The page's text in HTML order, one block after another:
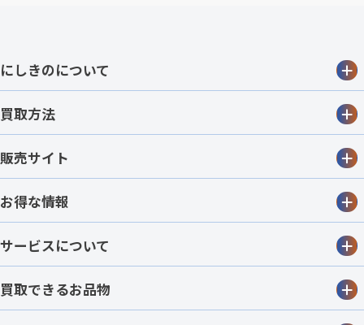
にしきのについて
買取方法
販売サイト
お得な情報
サービスについて
買取できるお品物